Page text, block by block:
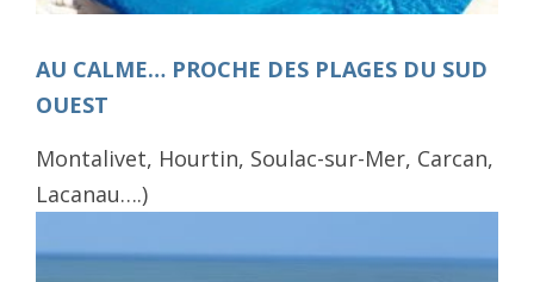
AU CALME… PROCHE DES PLAGES DU SUD
OUEST
Montalivet, Hourtin, Soulac-sur-Mer, Carcan,
Lacanau….)